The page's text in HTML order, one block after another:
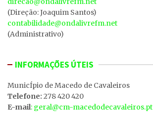
(Direção: Joaquim Santos)
contabilidade@ondalivrefm.net
(Administrativo)
INFORMAÇÕES ÚTEIS
MunicÍpio de Macedo de Cavaleiros
Telefone: 278 420 420
E-mail: geral@cm-macedodecavaleiros.pt